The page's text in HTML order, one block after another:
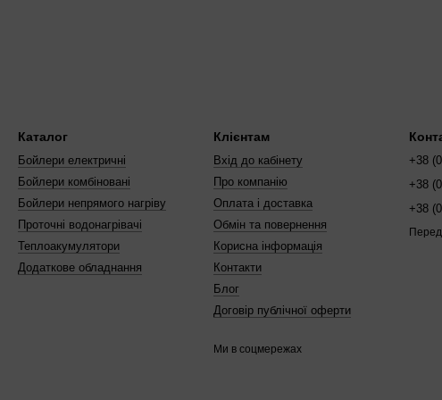
водонагрівачів іншого модельного ряду. Обирайте нагрівальний
Каталог
Бойлери електричні
Бойлери комбіновані
Бойлери непрямого нагріву
Проточні водонагрівачі
Теплоакумулятори
Додаткове обладнання
Клієнтам
Вхід до кабінету
Про компанію
Оплата і доставка
Обмін та повернення
Корисна інформація
Контакти
Блог
Договір публічної оферти
Ми в соцмережах
+38
+38
+38